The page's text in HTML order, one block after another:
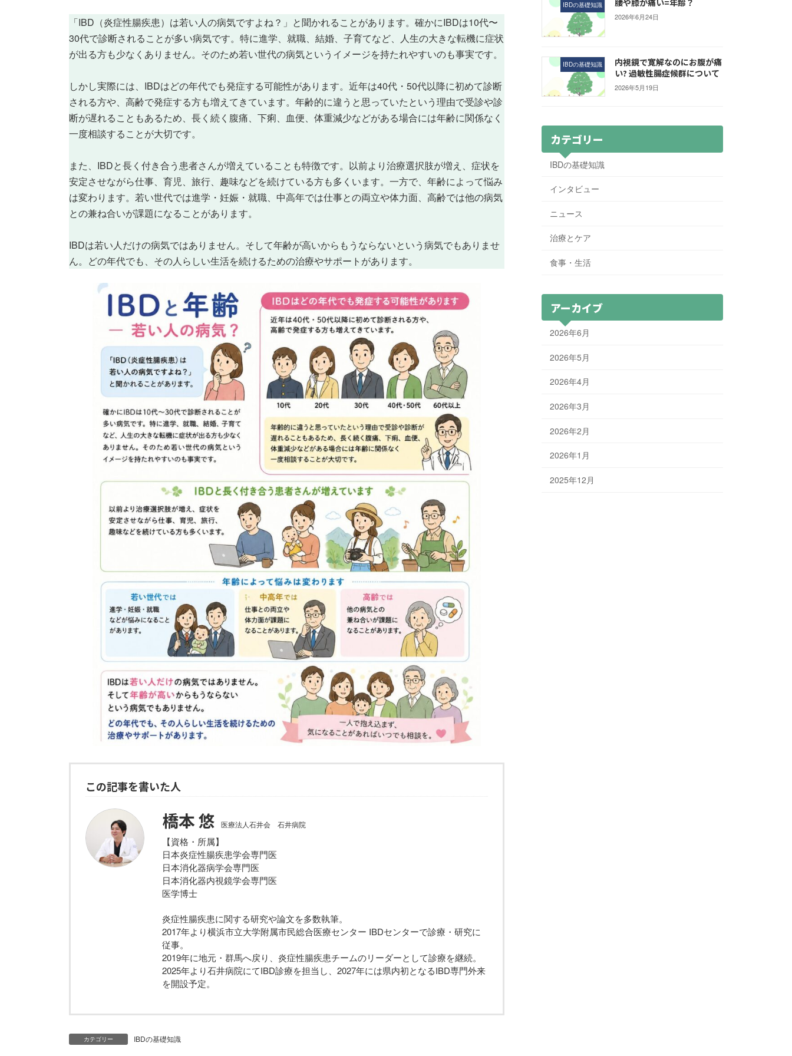
「IBD（炎症性腸疾患）は若い人の病気ですよね？」と聞かれることがあります。確かにIBDは10代〜
30代で診断されることが多い病気です。特に進学、就職、結婚、子育てなど、人生の大きな転機に症状
が出る方も少なくありません。そのため若い世代の病気というイメージを持たれやすいのも事実です。
しかし実際には、IBDはどの年代でも発症する可能性があります。近年は40代・50代以降に初めて診断
される方や、高齢で発症する方も増えてきています。年齢的に違うと思っていたという理由で受診や診
断が遅れることもあるため、長く続く腹痛、下痢、血便、体重減少などがある場合には年齢に関係なく
一度相談することが大切です。
また、IBDと長く付き合う患者さんが増えていることも特徴です。以前より治療選択肢が増え、症状を
安定させながら仕事、育児、旅行、趣味などを続けている方も多くいます。一方で、年齢によって悩み
は変わります。若い世代では進学・妊娠・就職、中高年では仕事との両立や体力面、高齢では他の病気
との兼ね合いが課題になることがあります。
IBDは若い人だけの病気ではありません。そして年齢が高いからもうならないという病気でもありませ
ん。どの年代でも、その人らしい生活を続けるための治療やサポートがあります。
この記事を書いた人
橋本 悠 医療法人石井会 石井病院
【資格・所属】
日本炎症性腸疾患学会専門医
日本消化器病学会専門医
日本消化器内視鏡学会専門医
医学博士
炎症性腸疾患に関する研究や論文を多数執筆。
2017年より横浜市立大学附属市民総合医療センター IBDセンターで診療・研究に
従事。
2019年に地元・群馬へ戻り、炎症性腸疾患チームのリーダーとして診療を継続。
2025年より石井病院にてIBD診療を担当し、2027年には県内初となるIBD専門外来
を開設予定。
カテゴリー IBDの基礎知識
IBDの基礎知識
2026年6月24日
IBDの基礎知識
内視鏡で寛解なのにお腹が痛
い? 過敏性腸症候群について
2026年5月19日
カテゴリー
IBDの基礎知識
インタビュー
ニュース
治療とケア
食事・生活
アーカイブ
2026年6月
2026年5月
2026年4月
2026年3月
2026年2月
2026年1月
2025年12月